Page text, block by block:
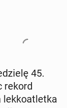
45.
rekord
lek­ko­atlet­ka